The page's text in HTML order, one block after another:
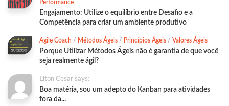
Performance
Engajamento: Utilize o equilíbrio entre Desafio e a
Competência para criar um ambiente produtivo
Agile Coach / Métodos Ágeis / Princípios Ágeis / Valores Ágeis
Porque Utilizar Métodos Ágeis não é garantia de que você
seja realmente ágil?
Elton Cesar says:
Boa matéria, sou um adepto do Kanban para atividades
fora da...